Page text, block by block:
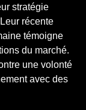
stratégie
récente
témoigne
du marché.
une volonté
avec des